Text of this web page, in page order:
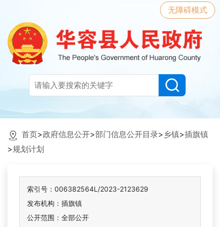
无障碍模式
首页>政府信息公开>部门信息公开目录> 乡镇>插旗镇
>规划计划
索引号：006382564L/2023-2123629
发布机构：插旗镇
公开范围：全部公开